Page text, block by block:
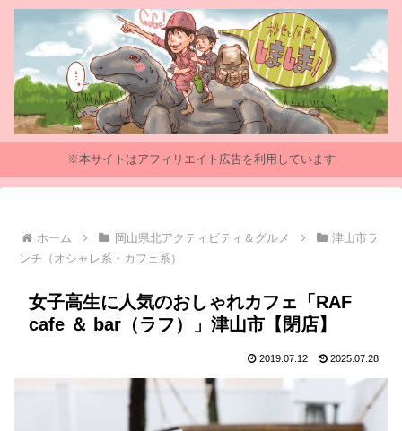
※本サイトはアフィリエイト広告を利用しています
ホーム 岡山県北アクティビティ＆グルメ
津山市ラ
ンチ（オシャレ系・カフェ系）
女子高生に人気のおしゃれカフェ「RAF
cafe ＆ bar（ラフ）」津山市【閉店】
2019.07.12 2025.07.28